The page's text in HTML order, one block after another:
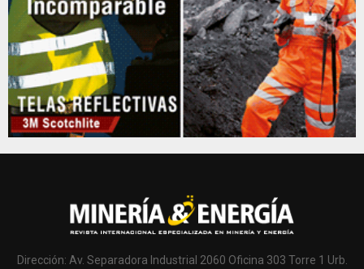
Dirección: Av. Separadora Industrial 2060 Oficina 303 Torre 1 Urb.